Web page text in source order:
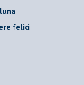
felici